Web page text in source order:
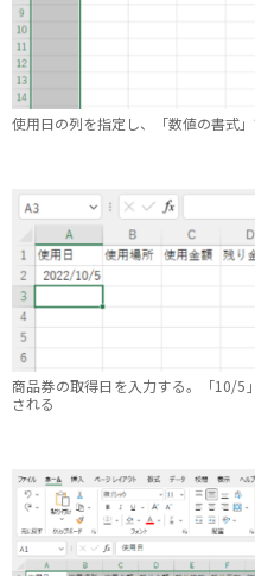
使用日の列を指定し、「数値の書式
商品券の取得日を入力する。「10/
される